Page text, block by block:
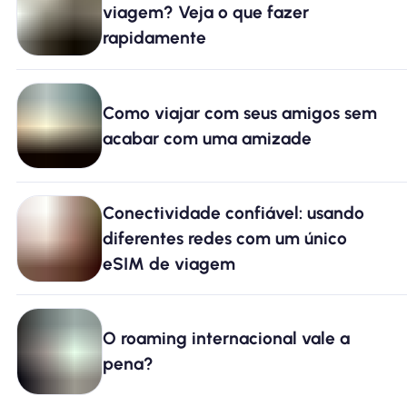
viagem? Veja o que fazer
rapidamente
Como viajar com seus amigos sem
acabar com uma amizade
Conectividade confiável: usando
diferentes redes com um único
eSIM de viagem
O roaming internacional vale a
pena?